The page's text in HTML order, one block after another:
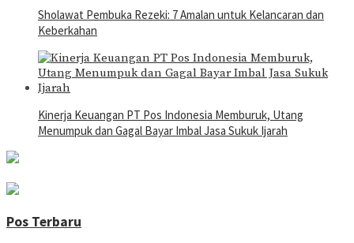
Sholawat Pembuka Rezeki: 7 Amalan untuk Kelancaran dan
Keberkahan
Kinerja Keuangan PT Pos Indonesia Memburuk, Utang
Menumpuk dan Gagal Bayar Imbal Jasa Sukuk Ijarah
Pos Terbaru